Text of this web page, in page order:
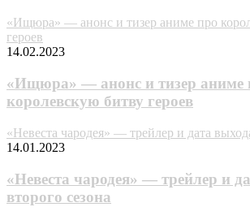
«Ищюра» — анонс и тизер аниме про
героев
14.02.2023
«Ищюра» — анонс и тизер аниме
королевскую битву героев
«Невеста чародея» — трейлер и дата
14.01.2023
«Невеста чародея» — трейлер и
второго сезона